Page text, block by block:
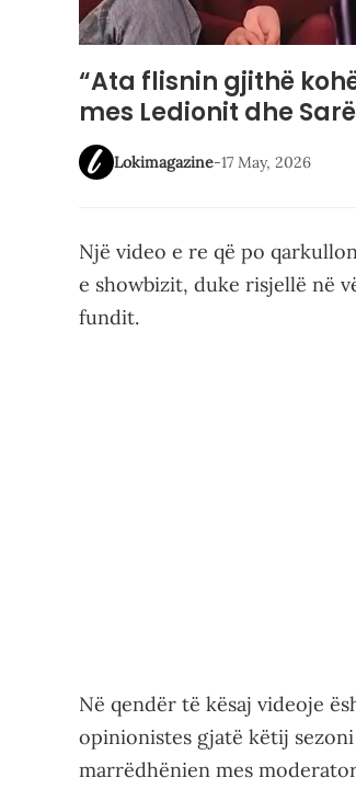
“Ata flisnin gjithë
mes Ledionit dhe
Lokimagazine-17 May, 2026
Një video e re që po
e showbizit, duke risjellë në
fundit.
Në qendër të kësaj videoje
opinionistes gjatë këtij
marrëdhënien mes